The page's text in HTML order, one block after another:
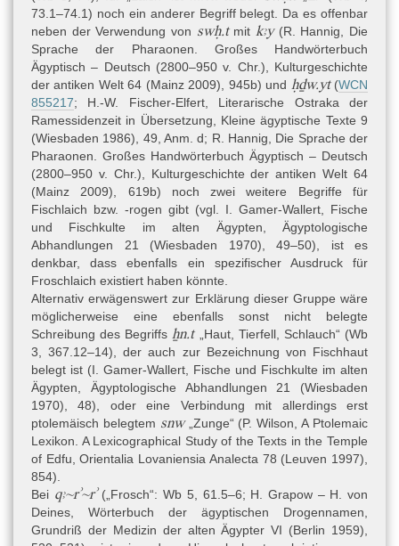
73.1–74.1) noch ein anderer Begriff belegt. Da es offenbar
neben der Verwendung von swḥ.tmit kꜣy(R. Hannig, Die
Sprache der Pharaonen. Großes Handwörterbuch
Ägyptisch – Deutsch (2800–950 v. Chr.), Kulturgeschichte
der antiken Welt 64 (Mainz 2009), 945b) und ḥḏw.yt(WCN
855217; H.-W. Fischer-Elfert, Literarische Ostraka der
Ramessidenzeit in Übersetzung, Kleine ägyptische Texte 9
(Wiesbaden 1986) , 49, Anm. d; R. Hannig, Die Sprache der
Pharaonen. Großes Handwörterbuch Ägyptisch – Deutsch
(2800–950 v. Chr.), Kulturgeschichte der antiken Welt 64
(Mainz 2009), 619b) noch zwei weitere Begriffe für
Fischlaich bzw. -rogen gibt (vgl. I. Gamer-Wallert, Fische
und Fischkulte im alten Ägypten, Ägyptologische
Abhandlungen 21 (Wiesbaden 1970) , 49–50), ist es
denkbar, dass ebenfalls ein spezifischer Ausdruck für
Froschlaich existiert haben könnte.
Alternativ erwägenswert zur Erklärung dieser Gruppe wäre
möglicherweise eine ebenfalls sonst nicht belegte
Schreibung des Begriffs ẖn.t„Haut, Tierfell, Schlauch“ (Wb
3, 367.12–14), der auch zur Bezeichnung von Fischhaut
belegt ist (I. Gamer-Wallert, Fische und Fischkulte im alten
Ägypten, Ägyptologische Abhandlungen 21 (Wiesbaden
1970) , 48), oder eine Verbindung mit allerdings erst
ptolemäisch belegtem snw„Zunge“ (P. Wilson, A Ptolemaic
Lexikon. A Lexicographical Study of the Texts in the Temple
of Edfu, Orientalia Lovaniensia Analecta 78 (Leuven 1997),
854).
Bei qꜣ~rʾ~rʾ(„Frosch“: Wb 5, 61.5–6; H. Grapow – H. von
Deines, Wörterbuch der ägyptischen Drogennamen,
Grundriß der Medizin der alten Ägypter VI (Berlin 1959),